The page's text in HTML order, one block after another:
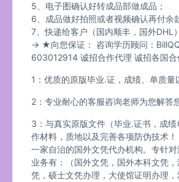
5、电子图确认好转成品部做成品；
6、成品做好拍照或者视频确认再付余
7、快递给客户（国内顺丰，国外DHL）
→ ★向您保证： 咨询学历顾问：
603012914 诚招合作代理 诚招各国合
1：优质的原版毕业.证，成绩、单质量
2：专业耐心的客服咨询老师为您解答
3：与真实原版文件（毕业.证书，成
作材料，质地以及完善各项防伪技术！
一家自治的国外文凭代办机构。专针
业务有：（国外文凭，国外本科文凭
凭，硕士文凭办理，大使馆证明办理